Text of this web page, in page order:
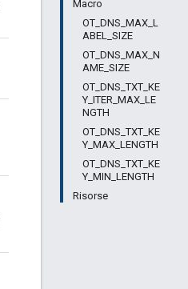
Macro
OT_DNS_MAX_L
ABEL_SIZE
OT_DNS_MAX_N
AME_SIZE
OT_DNS_TXT_KE
Y_ITER_MAX_LE
NGTH
OT_DNS_TXT_KE
Y_MAX_LENGTH
OT_DNS_TXT_KE
Y_MIN_LENGTH
Risorse